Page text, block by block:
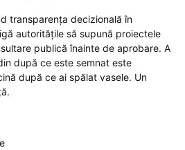
transparența decizională în
autoritățile să supună proiectele
publică înainte de aprobare. A
după ce este semnat este
după ce ai spălat vasele. Un